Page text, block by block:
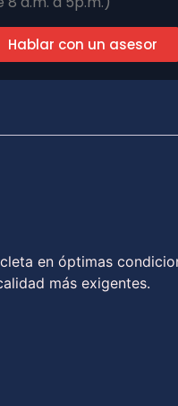
Hablar con un asesor
en óptimas
más exigentes.